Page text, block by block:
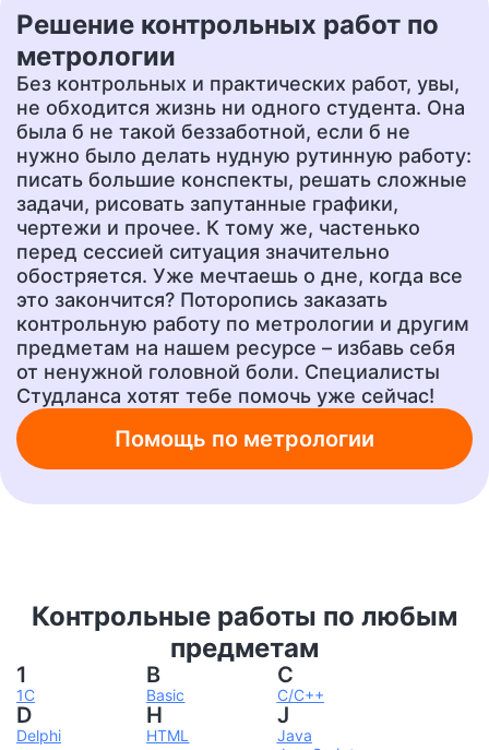
Чертеж
от 700 руб.
Презентация
от 500 руб.
Перевод
от 400 руб.
Эссе
от 400 руб.
Сочинение
от 400 руб.
Ответы на тесты
от 400 руб.
Рецензия
от 700 руб.
от 300 руб.
от 1500 руб.
от 400 руб.
учебную работу!
от 200 руб.
Решение контрольных работ по
метрологии
Без контрольных и практических работ, увы,
не обходится жизнь ни одного студента. Она
была б не такой беззаботной, если б не
нужно было делать нудную рутинную работу:
писать большие конспекты, решать сложные
задачи, рисовать запутанные графики,
чертежи и прочее. К тому же, частенько
перед сессией ситуация значительно
обостряется. Уже мечтаешь о дне, когда все
это закончится? Поторопись заказать
контрольную работу по метрологии и другим
предметам на нашем ресурсе – избавь себя
от ненужной головной боли. Специалисты
Студланса хотят тебе помочь уже сейчас!
Помощь по метрологии
Контрольные работы по любым
предметам
1
1C
B
Basic
C
C/C++
D
Delphi
H
HTML
J
Java